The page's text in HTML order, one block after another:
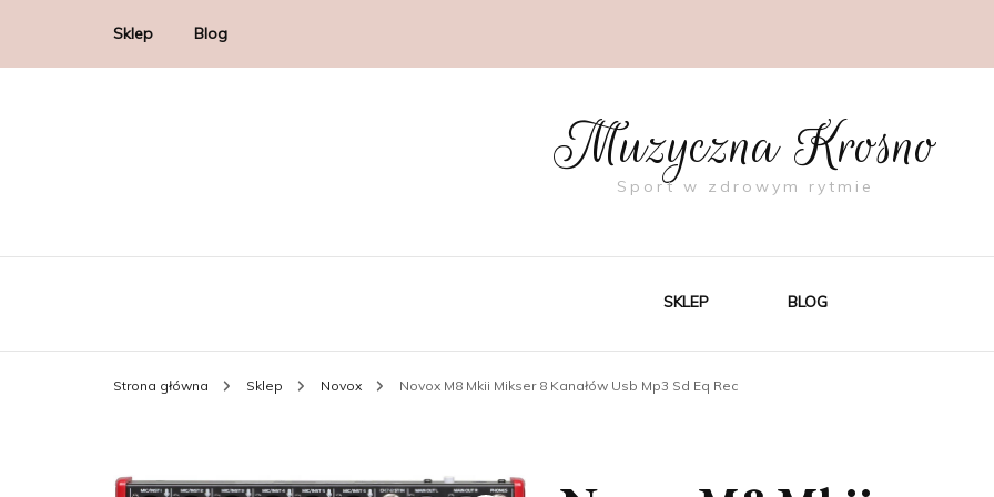
Sklep Blog
Muzyczna Krosno
Sport w zdrowym rytmie
SKLEP BLOG
Strona główna Sklep Novox Novox M8 Mkii Mikser 8 Kanałów Usb Mp3 Sd Eq Rec